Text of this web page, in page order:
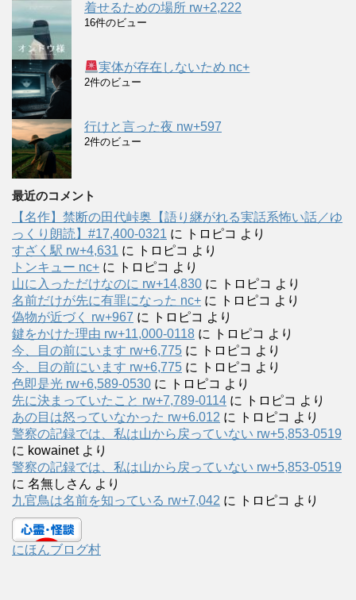
着せるための場所 rw+2,222
16件のビュー
実体が存在しないため nc+
2件のビュー
行けと言った夜 nw+597
2件のビュー
最近のコメント
【名作】禁断の田代峠奥【語り継がれる実話系怖い話／ゆ
っくり朗読】#17,400-0321 に トロピコ より
すざく駅 rw+4,631 に トロピコ より
トンキュー nc+ に トロピコ より
山に入っただけなのに rw+14,830 に トロピコ より
名前だけが先に有罪になった nc+ に トロピコ より
偽物が近づく rw+967 に トロピコ より
鍵をかけた理由 rw+11,000-0118 に トロピコ より
今、目の前にいます rw+6,775 に トロピコ より
今、目の前にいます rw+6,775 に トロピコ より
色即是光 rw+6,589-0530 に トロピコ より
先に決まっていたこと rw+7,789-0114 に トロピコ より
あの目は怒っていなかった rw+6.012 に トロピコ より
警察の記録では、私は山から戻っていない rw+5,853-0519
に kowainetより
警察の記録では、私は山から戻っていない rw+5,853-0519
に 名無しさん より
九官鳥は名前を知っている rw+7,042 に トロピコ より
にほんブログ村